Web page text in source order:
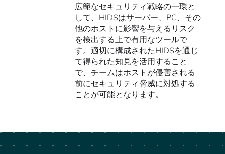
広範なセキュリティ戦略の一環と
して、HIDSはサーバー、PC、その
他のホストに影響を与えるリスク
を検出する上で有用なツールで
す。適切に構成されたHIDSを通じ
て得られた知見を活用すること
で、チームはホストが侵害される
前にセキュリティ脅威に対処する
ことが可能となります。